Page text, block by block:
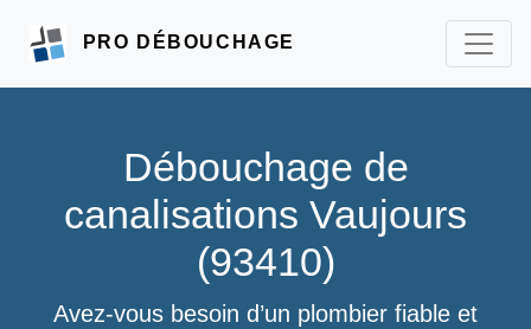
PRO DÉBOUCHAGE
Débouchage de
canalisations Vaujours
(93410)
Avez-vous besoin d’un plombier fiable et